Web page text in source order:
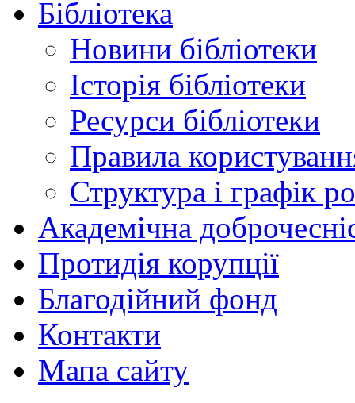
Бібліотека
Новини бібліотеки
Історія бібліотеки
Ресурси бібліотеки
Правила
Структура і графік
Академічна
Протидія корупції
Благодійний фонд
Контакти
Мапа сайту